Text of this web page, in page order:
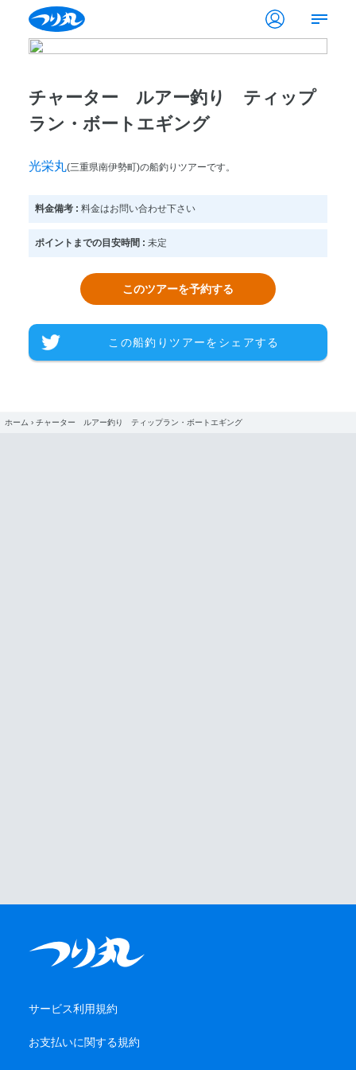
チャーター ルアー釣り ティップ
ラン・ボートエギング
光栄丸(三重県南伊勢町)の船釣りツアーです。
料金備考 : 料金はお問い合わせ下さい
ポイントまでの目安時間 : 未定
このツアーを予約する
この船釣りツアーをシェアする
ホーム › チャーター ルアー釣り ティップラン・ボートエギング
サービス利用規約
お支払いに関する規約